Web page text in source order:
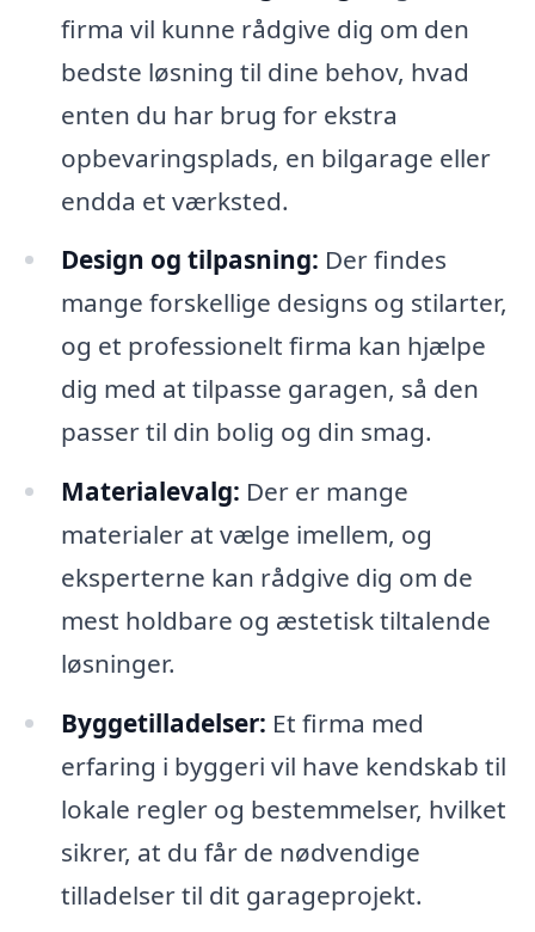
firma vil kunne rådgive dig om den
bedste løsning til dine behov, hvad
enten du har brug for ekstra
opbevaringsplads, en bilgarage eller
endda et værksted.
Design og tilpasning: Der findes
mange forskellige designs og stilarter,
og et professionelt firma kan hjælpe
dig med at tilpasse garagen, så den
passer til din bolig og din smag.
Materialevalg: Der er mange
materialer at vælge imellem, og
eksperterne kan rådgive dig om de
mest holdbare og æstetisk tiltalende
løsninger.
Byggetilladelser: Et firma med
erfaring i byggeri vil have kendskab til
lokale regler og bestemmelser, hvilket
sikrer, at du får de nødvendige
tilladelser til dit garageprojekt.